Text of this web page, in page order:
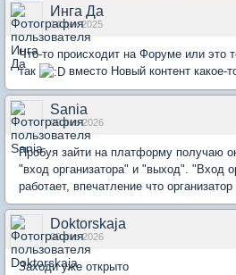
Инга Да
14 дек 2025
Что-то происходит на Форуме или это
так
вместо Новый контент
Sania
09 янв 2026
Пробуя зайти на платформу получаю
"вход организатора" и "выход". "Вход
работает, впечатление что
Doktorskaja
09 янв 2026
Заходи уже открыто